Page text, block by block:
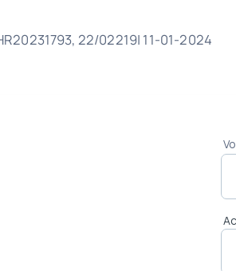
22/02219| 11-01-2024